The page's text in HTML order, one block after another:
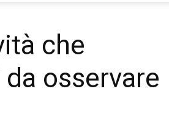
che
osservare